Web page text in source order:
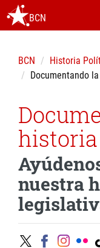
BCN
BCN
Historia
Documentando
nuestra